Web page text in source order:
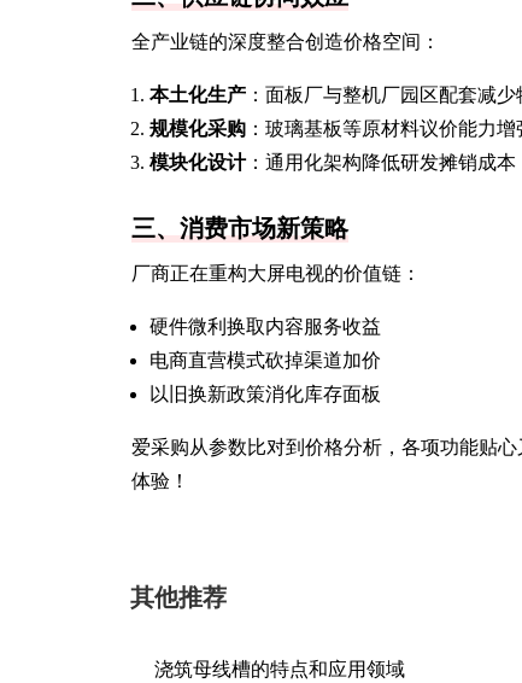
全产业链的深度整合创造价格空间：
本土化生产 ：面板厂与整机厂园区配套减少
规模化采购 ：玻璃基板等原材料议价能力增
模块化设计：通用化架构降低研发摊销成本
三、消费市场新策略
厂商正在重构大屏电视的价值链：
硬件微利换取内容服务收益
电商直营模式砍掉渠道加价
以旧换新政策消化库存面板
爱采购从参数比对到价格分析，各项功能贴
体验！
其他推荐
浇筑母线槽的特点和应用领域